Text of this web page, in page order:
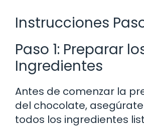
Instrucciones
Paso 1: Preparar
Ingredientes
Antes de comenzar la
del chocolate,
todos los ingredientes